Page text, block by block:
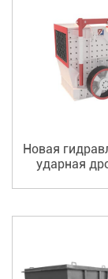
Новая
ударная